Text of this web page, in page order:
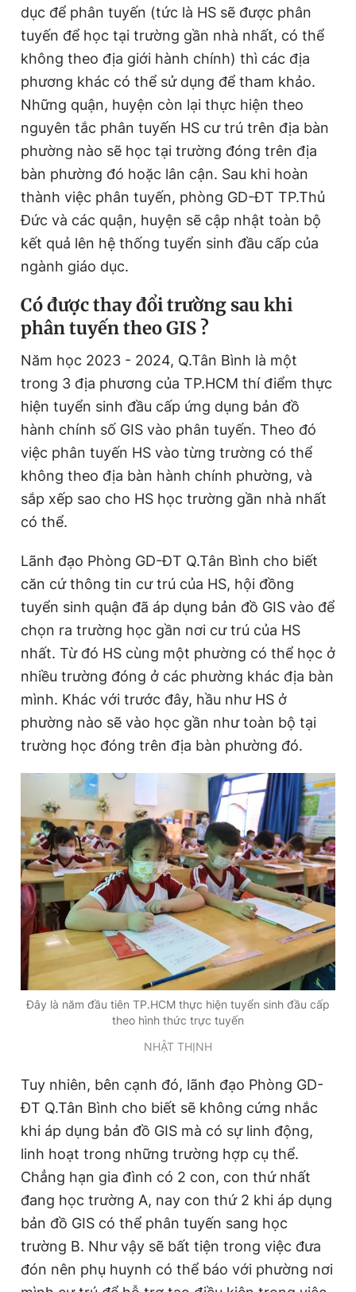
Theo dõi báo trên
Hotline
0906 645 777
Liên hệ quảng cáo
0908 780 404
Đặt báo Quảng cáo RSS Tòa soạn Chính sách bảo
Tổng biên tập: Nguyễn Ngọc Toàn
Phó tổng biên tập thường trực: Hải Thành
Phó tổng biên tập: Lâm Hiếu Dũng
Phó tổng biên tập: Trần Việt Hưng
Giấy phép xuất bản số 110/GP - BTTTT cấp ngày 24.3.2020
© 2003-2026 Bản quyền thuộc về Báo Thanh Niên. Cấm sao
chép dưới mọi hình thức nếu không có sự chấp thuận bằng văn
dục để phân tuyến (tức là HS sẽ được phân
tuyến để học tại trường gần nhà nhất, có thể
không theo địa giới hành chính) thì các địa
phương khác có thể sử dụng để tham khảo.
Những quận, huyện còn lại thực hiện theo
nguyên tắc phân tuyến HS cư trú trên địa bàn
phường nào sẽ học tại trường đóng trên địa
bàn phường đó hoặc lân cận. Sau khi hoàn
thành việc phân tuyến, phòng GD-ĐT TP.Thủ
Đức và các quận, huyện sẽ cập nhật toàn bộ
kết quả lên hệ thống tuyển sinh đầu cấp của
ngành giáo dục.
Có được thay đổi trường sau khi
phân tuyến theo GIS ?
Năm học 2023 - 2024, Q.Tân Bình là một
trong 3 địa phương của TP.HCM thí điểm thực
hiện tuyển sinh đầu cấp ứng dụng bản đồ
hành chính số GIS vào phân tuyến. Theo đó
việc phân tuyến HS vào từng trường có thể
không theo địa bàn hành chính phường, và
sắp xếp sao cho HS học trường gần nhà nhất
có thể.
Lãnh đạo Phòng GD-ĐT Q.Tân Bình cho biết
căn cứ thông tin cư trú của HS, hội đồng
tuyển sinh quận đã áp dụng bản đồ GIS vào để
chọn ra trường học gần nơi cư trú của HS
nhất. Từ đó HS cùng một phường có thể học ở
nhiều trường đóng ở các phường khác địa bàn
mình. Khác với trước đây, hầu như HS ở
phường nào sẽ vào học gần như toàn bộ tại
trường học đóng trên địa bàn phường đó.
Đây là năm đầu tiên TP.HCM thực hiện tuyển sinh đầu cấp
theo hình thức trực tuyến
NHẬT THỊNH
Tuy nhiên, bên cạnh đó, lãnh đạo Phòng GD-
ĐT Q.Tân Bình cho biết sẽ không cứng nhắc
khi áp dụng bản đồ GIS mà có sự linh động,
linh hoạt trong những trường hợp cụ thể.
Chẳng hạn gia đình có 2 con, con thứ nhất
đang học trường A, nay con thứ 2 khi áp dụng
bản đồ GIS có thể phân tuyến sang học
trường B. Như vậy sẽ bất tiện trong việc đưa
đón nên phụ huynh có thể báo với phường nơi